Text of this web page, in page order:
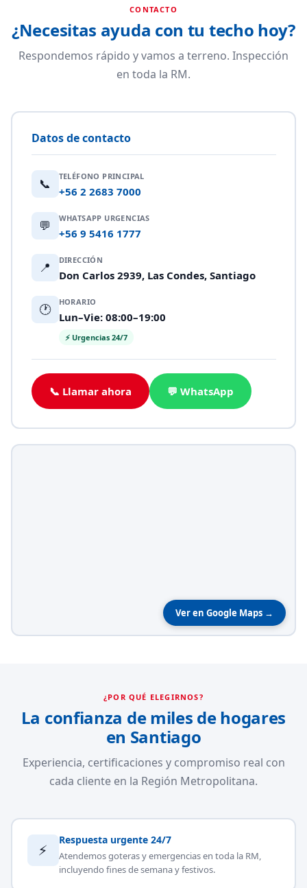
CONTACTO
¿Necesitas ayuda con tu techo hoy?
Respondemos rápido y vamos a terreno. Inspección
en toda la RM.
Datos de contacto
📞 TELÉFONO PRINCIPAL
+56 2 2683 7000
💬 WHATSAPP URGENCIAS
+56 9 5416 1777
📍 DIRECCIÓN
Don Carlos 2939, Las Condes, Santiago
🕐 HORARIO
Lun–Vie: 08:00–19:00
⚡ Urgencias 24/7
📞 Llamar ahora 💬 WhatsApp
Ver en Google Maps →
¿POR QUÉ ELEGIRNOS?
La confianza de miles de hogares
en Santiago
Experiencia, certificaciones y compromiso real con
cada cliente en la Región Metropolitana.
⚡
Respuesta urgente 24/7
Atendemos goteras y emergencias en toda la RM,
incluyendo fines de semana y festivos.